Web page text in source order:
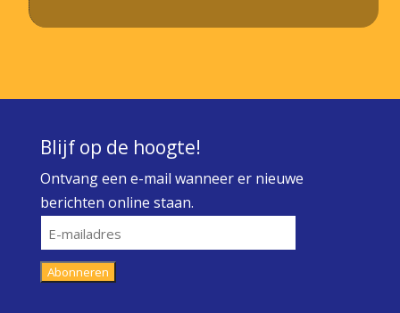
Blijf op de hoogte!
Ontvang een e-mail wanneer er nieuwe
berichten online staan.
E-
mailadres
Abonneren